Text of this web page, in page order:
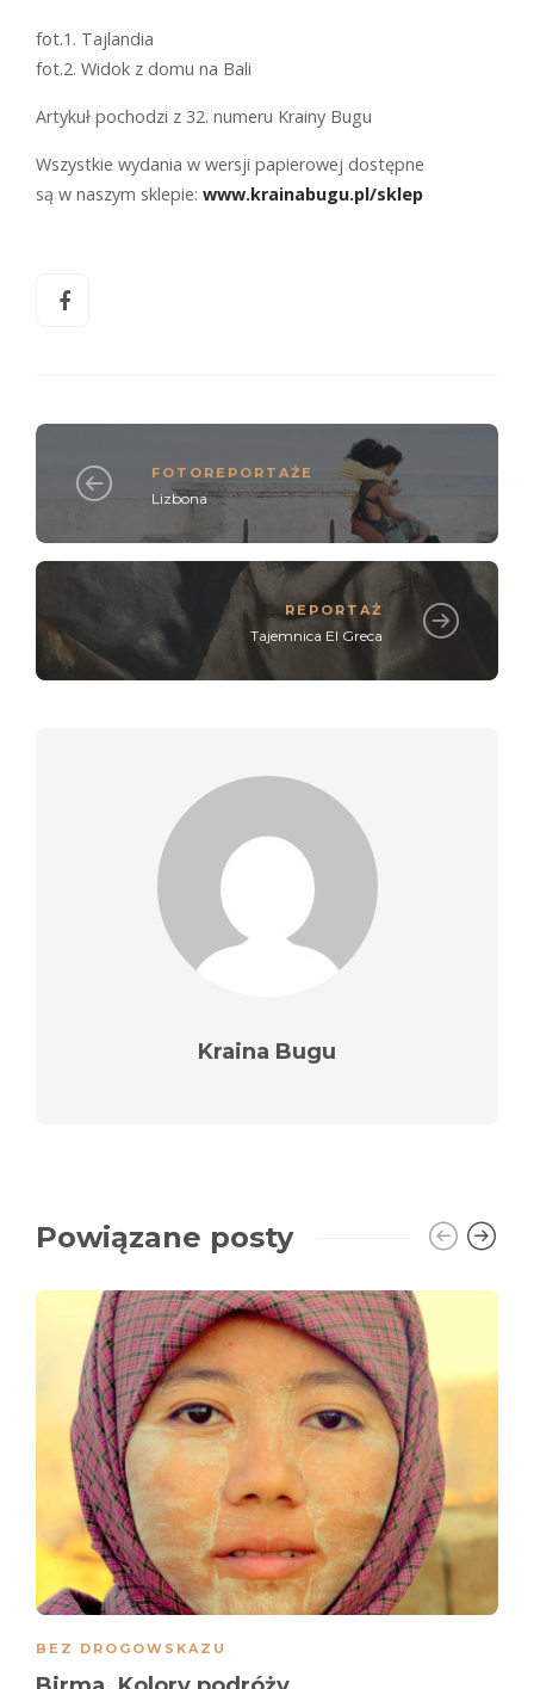
fot.1. Tajlandia
fot.2. Widok z domu na Bali
Artykuł pochodzi z 32. numeru Krainy Bugu
Wszystkie wydania w wersji papierowej dostępne
są w naszym sklepie: www.krainabugu.pl/sklep
FOTOREPORTAŻE
Lizbona
REPORTAŻ
Tajemnica El Greca
Kraina Bugu
Powiązane posty
BEZ DROGOWSKAZU